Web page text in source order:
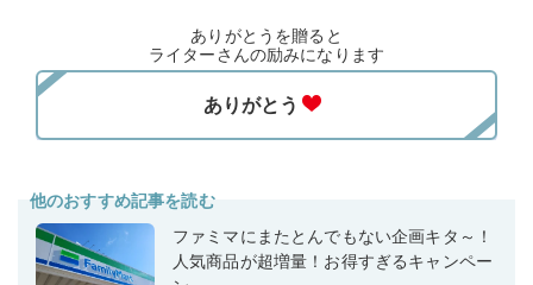
ありがとうを贈ると
ライターさんの励みになります
他のおすすめ記事を読む
ファミマにまたとんでもない企画キタ～！
人気商品が超増量！お得すぎるキャンペー